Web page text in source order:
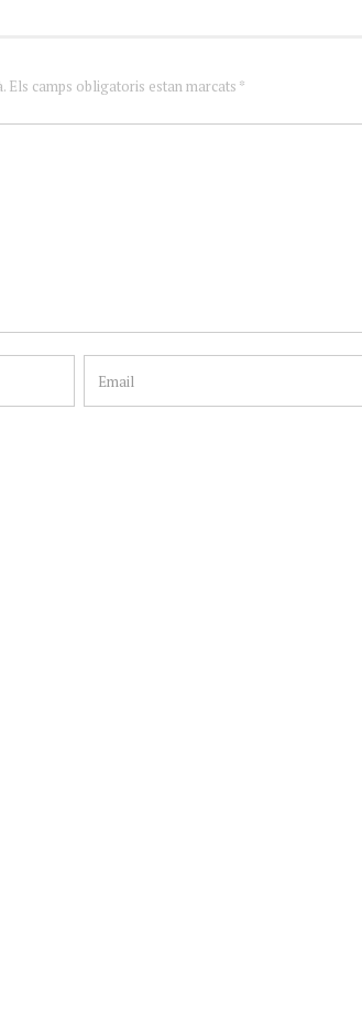
camps obligatoris estan marcats *